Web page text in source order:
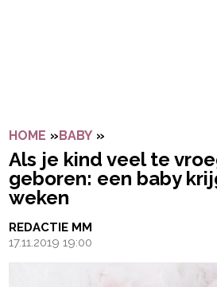
HOME »BABY »
Als je kind veel te
geboren: een baby
weken
REDACTIE MM
17.11.2019 19:00